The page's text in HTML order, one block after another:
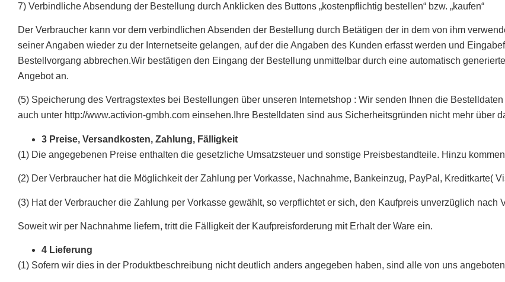
7) Verbindliche Absendung der Bestellung durch Anklicken des Buttons „kostenpflichtig bestellen“ bzw. „kaufen“
Der Verbraucher kann vor dem verbindlichen Absenden der Bestellung durch Betätigen der in dem von ihm
seiner Angaben wieder zu der Internetseite gelangen, auf der die Angaben des Kunden erfasst werden und
Bestellvorgang abbrechen.Wir bestätigen den Eingang der Bestellung unmittelbar durch eine automatisch
Angebot an.
(5) Speicherung des Vertragstextes bei Bestellungen über unseren Internetshop : Wir senden Ihnen die
auch unter http://www.activion-gmbh.com einsehen.Ihre Bestelldaten sind aus Sicherheitsgründen nicht mehr über
3 Preise, Versandkosten, Zahlung, Fälligkeit
(1) Die angegebenen Preise enthalten die gesetzliche Umsatzsteuer und sonstige Preisbestandteile. Hinzu
(2) Der Verbraucher hat die Möglichkeit der Zahlung per Vorkasse, Nachnahme, Bankeinzug, PayPal, Kreditkarte(
(3) Hat der Verbraucher die Zahlung per Vorkasse gewählt, so verpflichtet er sich, den Kaufpreis unverzüglich nach
Soweit wir per Nachnahme liefern, tritt die Fälligkeit der Kaufpreisforderung mit Erhalt der Ware ein.
4 Lieferung
(1) Sofern wir dies in der Produktbeschreibung nicht deutlich anders angegeben haben, sind alle von uns